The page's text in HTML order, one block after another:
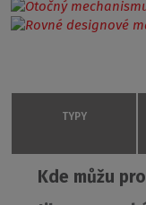
TYPY
Soubory ke
Kde můžu